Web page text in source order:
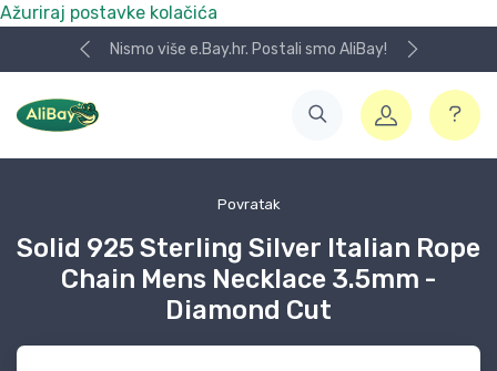
Ažuriraj postavke kolačića
Nismo više e.Bay.hr. Postali smo AliBay!
Povratak
Solid 925 Sterling Silver Italian Rope
Chain Mens Necklace 3.5mm -
Diamond Cut